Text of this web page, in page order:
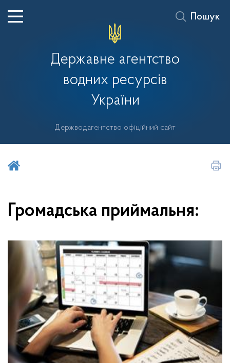
Державне агентство
водних ресурсів
України
Держводагентство офіційний сайт
Пошук
Громадська приймальня: